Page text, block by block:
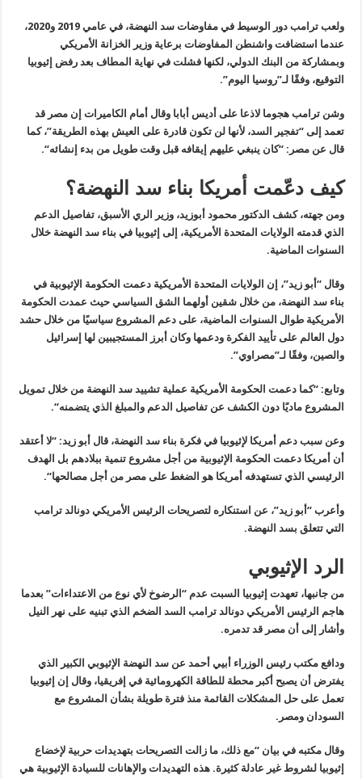
ولعب ترامب دور الوسيط في مفاوضات سد النهضة، في عامي 2019 و2020،
عندما استضافت واشنطن المفاوضات برعاية وزير الخزانة الأمريكي
وبمشاركة من البنك الدولي، لكنها فشلت في نهاية المطاف بعد رفض إثيوبيا
التوقيع، وفقًا لـ”روسيا اليوم”.
وشن ترامب هجوما لاذعا على أديس أبابا وقال أمام الكاميرات إن مصر قد
تعمد إلى “تفجير السد، لأنها لن تكون قادرة على العيش بهذه الطريقة”، كما
قال عن مصر: “كان ينبغي عليهم إيقافه قبل وقت طويل من بدء إنشائه“.
كيف دعّمت أمريكا بناء سد النهضة؟
ومن جهته، كشف الدكتور محمود أبوزيد، وزير الري الأسبق، تفاصيل الدعم
الذي قدمته الولايات المتحدة الأمريكية، إلى إثيوبيا في بناء سد النهضة خلال
السنوات الماضية.
وقال “أبو زيد”، إن الولايات المتحدة الأمريكية دعمت الحكومة الإثيوبية في
بناء سد النهضة، من خلال شقين أولهما الشق السياسي حيث عمدت الحكومة
الأمريكية طوال السنوات الماضية، على دعم المشروع سياسيًا من خلال حشد
دول العالم على تأييد الفكرة ودعمها وكان أبرز المستجيبين لها إسرائيل
والصين، وفقًا لـ”مصراوي”.
وتابع: “كما دعمت الحكومة الأمريكية عملية تشييد سد النهضة من خلال تمويل
المشروع ماديًا دون الكشف عن تفاصيل الدعم والمبلغ الذي يتضمنه“.
وعن سبب دعم أمريكا لإثيوبيا في فكرة بناء سد النهضة، قال أبو زيد: “لا أعتقد
أن أمريكا دعمت الحكومة الإثيوبية من أجل مشروع تنمية ببلادهم بل الهدف
الرئيسي الذي تستهدفه أمريكا هو الضغط على مصر من أجل مصالحها“.
وأعرب “أبو زيد”، عن استنكاره لتصريحات الرئيس الأمريكي دونالد ترامب
التي تتعلق بسد النهضة.
الرد الإثيوبي
من جانبها، تعهدت إثيوبيا السبت عدم “الرضوخ لأي نوع من الاعتداءات” بعدما
هاجم الرئيس الأمريكي دونالد ترامب السد الضخم الذي تبنيه على نهر النيل
وأشار إلى أن مصر قد تدمره.
ودافع مكتب رئيس الوزراء أبيي أحمد عن سد النهضة الإثيوبي الكبير الذي
يفترض أن يصبح أكبر محطة للطاقة الكهرومائية في إفريقيا، وقال إن إثيوبيا
تعمل على حل المشكلات القائمة منذ فترة طويلة بشأن المشروع مع
السودان ومصر .
وقال مكتبه في بيان “مع ذلك، ما زالت التصريحات بتهديدات حربية لإخضاع
إثيوبيا لشروط غير عادلة كثيرة. هذه التهديدات والإهانات للسيادة الإثيوبية هي